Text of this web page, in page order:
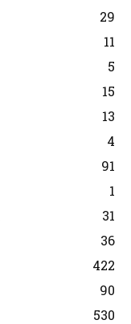
29
11
5
15
13
4
91
1
31
36
422
90
530